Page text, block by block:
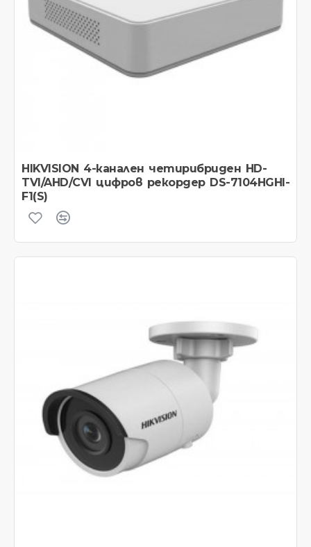
HIKVISION 4-канален четирибриден HD-
TVI/AHD/CVI цифров рекордер DS-7104HGHI-
F1(S)